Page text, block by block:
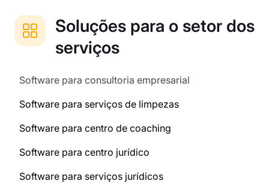
Soluções para o setor dos
serviços
Software para consultoria empresarial
Software para serviços de limpezas
Software para centro de coaching
Software para centro jurídico
Software para serviços jurídicos